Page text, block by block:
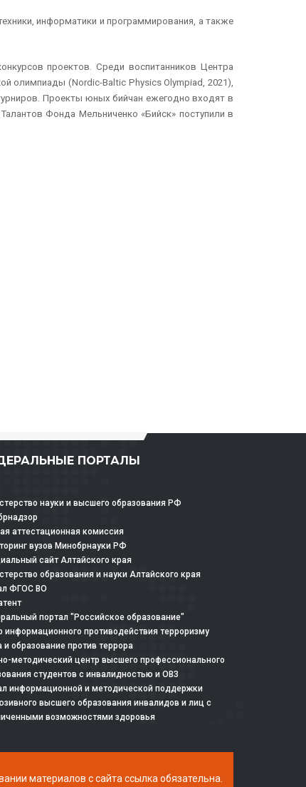
информатики и программирования, а также
проектов. Среди воспитанников Центра
олимпиады (Nordic-Baltic Physics Olympiad, 2021),
Проекты юных бийчан ежегодно входят в
Фонда Мельниченко «Бийск» поступили в
ПОРТАЛЫ
науки и высшего образования РФ
аттестационная комиссия
вузов Минобрнауки РФ
сайт Алтайского края
образования и науки Алтайского края
ФГОС ВО
портал "Российское образование"
информационного противодействия терроризму
и образование против террора
методический центр высшего профессионального
студентов с инвалидностью и ОВЗ
информационной и методической поддержки
высшего образования инвалидов и лиц с
возможностями здоровья
материалов с сайта ссылка обязательна.